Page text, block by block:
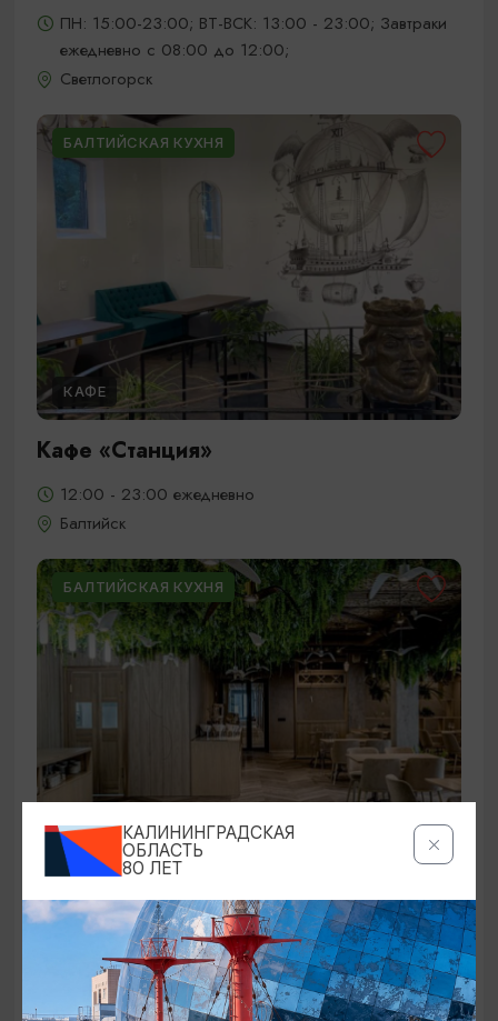
ПН: 15:00-23:00; ВТ-ВСК: 13:00 - 23:00; Завтраки
ежедневно с 08:00 до 12:00;
Светлогорск
БАЛТИЙСКАЯ КУХНЯ
КАФЕ
Кафе «Станция»
12:00 - 23:00 ежедневно
Балтийск
БАЛТИЙСКАЯ КУХНЯ
РЕСТОРАНЫ
Ресторан «Дюна»/DÜNE
вск-чв 12:00 - 22:00, птн - сб 12:00 - 23:00
Зеленоградск
КАЛИНИНГРАДСКАЯ
ОБЛАСТЬ
80 ЛЕТ